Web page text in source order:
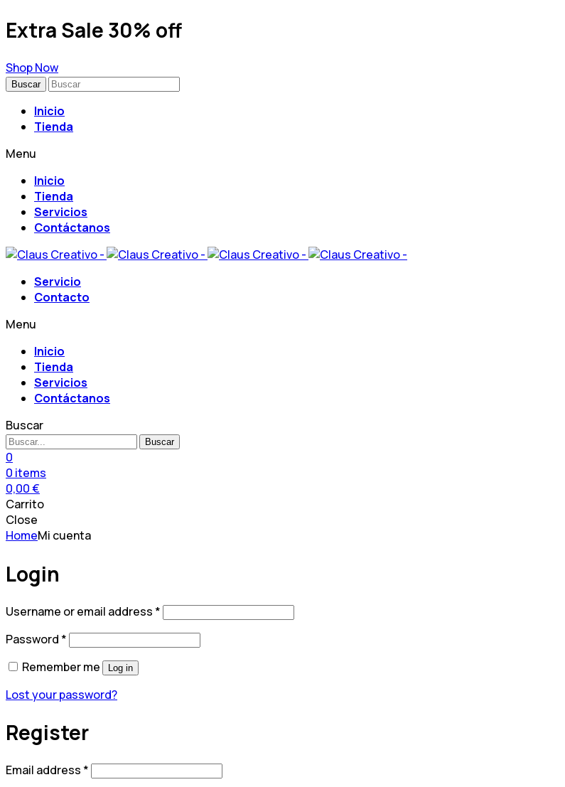
Extra Sale 30% off
Shop Now
Buscar
Inicio
Tienda
Menu
Inicio
Tienda
Servicios
Contáctanos
Servicio
Contacto
Menu
Inicio
Tienda
Servicios
Contáctanos
Buscar
Buscar
0
0 items
0,00€
Carrito
Close
HomeMi cuenta
Login
Username or email address *Required
Password *Required
Remember me
Log in
Lost your password?
Register
Email address *Required